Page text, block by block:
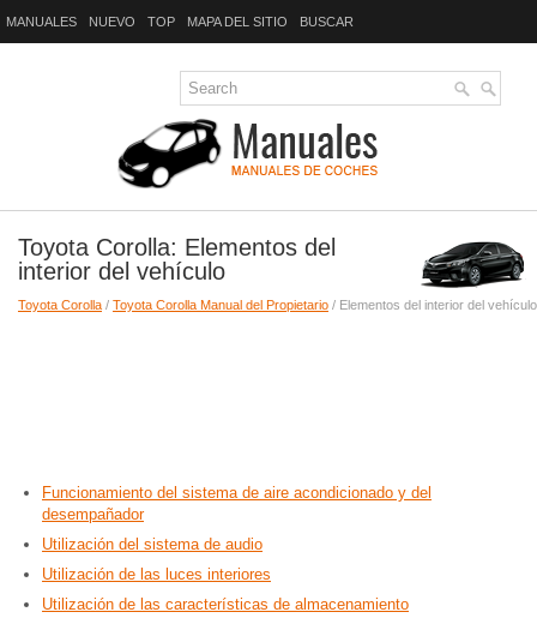
MANUALES NUEVO TOP MAPA DEL SITIO BUSCAR
Toyota Corolla: Elementos del
interior del vehículo
Toyota Corolla / Toyota Corolla Manual del Propietario / Elementos del interior del vehículo
Funcionamiento del sistema de aire acondicionado y del
desempañador
Utilización del sistema de audio
Utilización de las luces interiores
Utilización de las características de almacenamiento